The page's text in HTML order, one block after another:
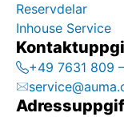
Reservdelar
Inhouse Service
+49 7631 809